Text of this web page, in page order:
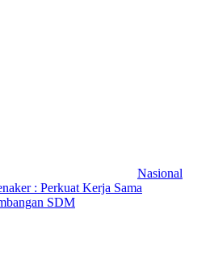
Nasional
: Perkuat Kerja Sama
SDM